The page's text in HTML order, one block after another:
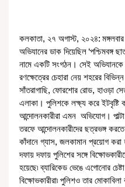
কলকাতা, ২৭ অগাস্ট, ২০২৪: মঙ্গলবার
অভিযানের ডাক দিয়েছিল ‘পশ্চিমবঙ্গ
নামে একটি সংগঠন। সেই অভিযানকে
রণক্ষেত্রের চেহারা নেয় শহরের
সাঁতরাগাছি, ফোরশোর রোড, হাওড়া
এলাকা। পুলিশকে লক্ষ্য করে ইটবৃষ্টি
আন্দোলনকারীরা এমন  অভিযোগ।
তরফে আন্দোলনকারীদের ছত্রভঙ্গ করতে
কাঁদানে গ্যাস, জলকামান প্রয়োগ করা
দফায় দফায় পুলিশের সঙ্গে
হয়েছে৷ ব্যারিকেড ভেঙে এগোনোর
বিক্ষোভকারীরা৷ পুলিশও তার মোকাবিলা